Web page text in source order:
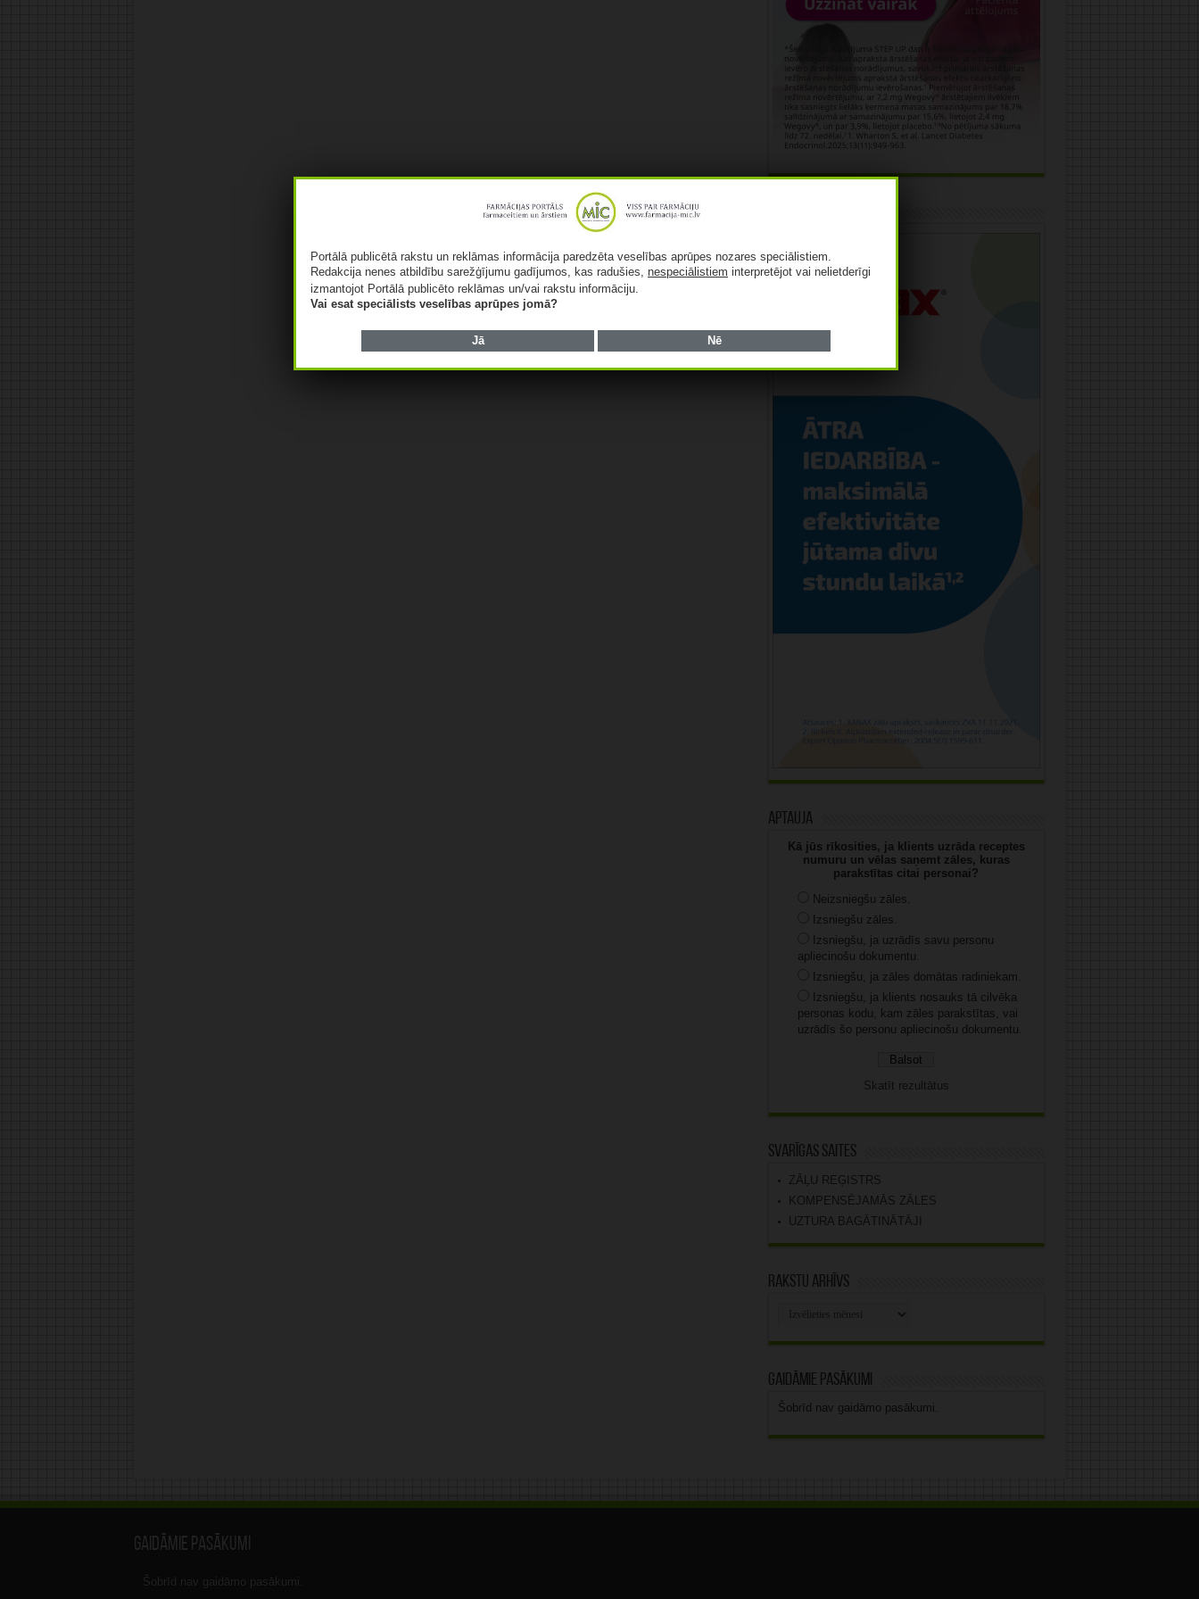
Aptauja
Kā jūs rīkosities, ja klients uzrāda receptes
numuru un vēlas saņemt zāles, kuras
parakstītas citai personai?
Neizsniegšu zāles.
Izsniegšu zāles.
Izsniegšu, ja uzrādīs savu personu
apliecinošu dokumentu.
Izsniegšu, ja zāles domātas radiniekam.
Izsniegšu, ja klients nosauks tā cilvēka
personas kodu, kam zāles parakstītas, vai
uzrādīs šo personu apliecinošu dokumentu.
Skatīt rezultātus
Svarīgas saites
ZĀĻU REĢISTRS
KOMPENSĒJAMĀS ZĀLES
UZTURA BAGĀTINĀTĀJI
Rakstu arhīvs
Gaidāmie pasākumi
Šobrīd nav gaidāmo pasākumi.
Gaidāmie pasākumi
Šobrīd nav gaidāmo pasākumi.
Portālā publicētā rakstu un reklāmas informācija paredzēta veselības aprūpes nozares speciālistiem.
Redakcija nenes atbildību sarežģījumu gadījumos, kas radušies,nespeciālistiem interpretējot vai nelietderīgi
izmantojot Portālā publicēto reklāmas un/vai rakstu informāciju.
Vai esat speciālists veselības aprūpes jomā?
Jā Nē